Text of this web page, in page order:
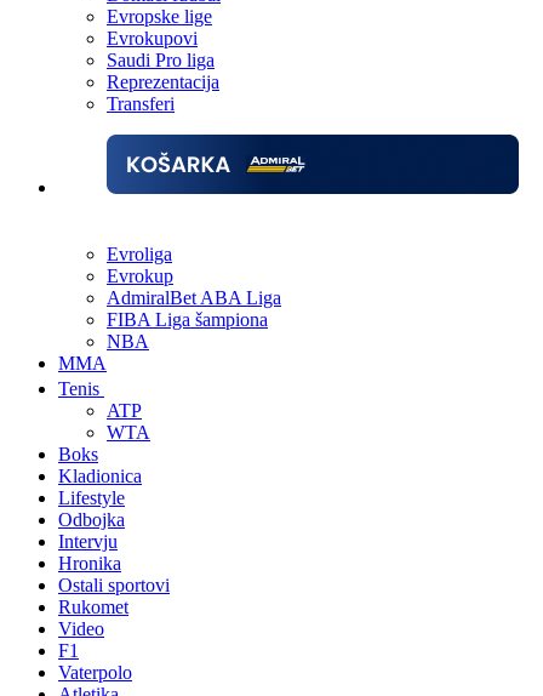
Evropske lige
Evrokupovi
Saudi Pro liga
Reprezentacija
Transferi
Evroliga
Evrokup
AdmiralBet ABA Liga
FIBA Liga šampiona
NBA
MMA
Tenis
ATP
WTA
Boks
Kladionica
Lifestyle
Odbojka
Intervju
Hronika
Ostali sportovi
Rukomet
Video
F1
Vaterpolo